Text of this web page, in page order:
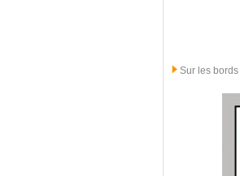
Sur les bords